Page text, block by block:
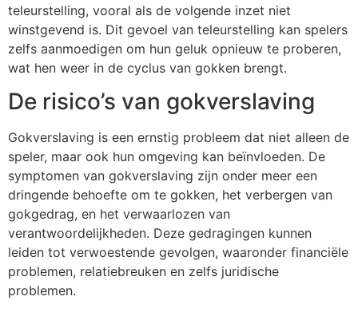
teleurstelling, vooral als de volgende inzet niet
winstgevend is. Dit gevoel van teleurstelling kan spelers
zelfs aanmoedigen om hun geluk opnieuw te proberen,
wat hen weer in de cyclus van gokken brengt.
De risico’s van gokverslaving
Gokverslaving is een ernstig probleem dat niet alleen de
speler, maar ook hun omgeving kan beïnvloeden. De
symptomen van gokverslaving zijn onder meer een
dringende behoefte om te gokken, het verbergen van
gokgedrag, en het verwaarlozen van
verantwoordelijkheden. Deze gedragingen kunnen
leiden tot verwoestende gevolgen, waaronder financiële
problemen, relatiebreuken en zelfs juridische
problemen.